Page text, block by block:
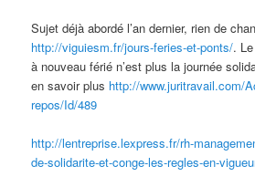
Sujet déjà abordé l’an dernier, rien de
http://viguiesm.fr/jours-feries-et-ponts/.
à nouveau férié n’est plus la journée
en savoir plus http://www.juritravail.com/
repos/Id/489
http://lentreprise.lexpress.fr/rh-
de-solidarite-et-conge-les-regles-en-